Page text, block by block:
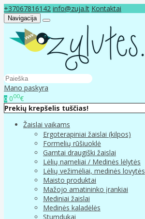
+37067816142 info@zuja.lt Kontaktai
Navigacija
Mano paskyra
0 000€
Prekių krepšelis tuščias!
Žaislai vaikams
Ergoterapiniai žaislai (kilpos)
Formelių rūšiuoklė
Gamtai draugiški žaislai
Lėlių nameliai / Medinės lėlytės
Lėlių vežimėliai, medinės lovytės
Maisto produktai
Mažojo amatininko įrankiai
Mediniai žaislai
Medinės kaladėlės
Stumdukai